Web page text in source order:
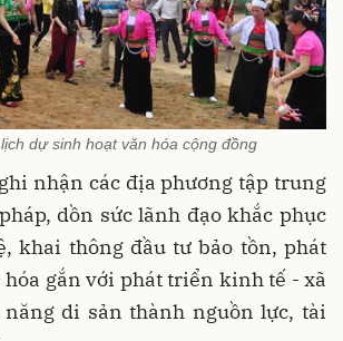
dự sinh hoạt văn hóa cộng đồng
nhận các địa phương tập trung
dồn sức lãnh đạo khắc phục
khai thông đầu tư bảo tồn, phát
gắn với phát triển kinh tế - xã
di sản thành nguồn lực, tài